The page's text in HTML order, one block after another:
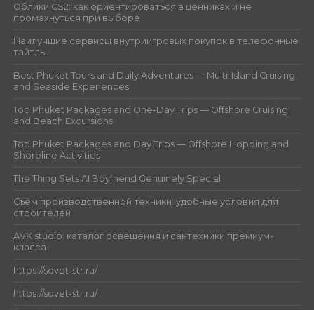
Облики CS2: как ориентироваться в ценниках и не
промахнуться при выборе
Наилучшие сервисы внутриигровых покупок в телефонные
тайтлы
Best Phuket Tours and Daily Adventures — Multi-Island Cruising
and Seaside Experiences
Top Phuket Packages and One-Day Trips — Offshore Cruising
and Beach Excursions
Top Phuket Packages and Day Trips — Offshore Hopping and
Shoreline Activities
The Thing Sets AI Boyfriend Genuinely Special
Съём производственной техники: удобные условия для
строителей
AVK studio: каталог освещения и сантехники премиум-
класса
https://sovet-str.ru/
https://sovet-str.ru/